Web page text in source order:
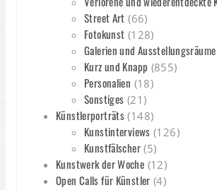
Street Art (66)
Fotokunst (128)
Galerien und Ausstellungsräume
Kurz und Knapp (855)
Personalien (18)
Sonstiges (21)
Künstlerporträts (148)
Kunstinterviews (126)
Kunstfälscher(5)
Kunstwerk der Woche (12)
Open Calls für Künstler (4)